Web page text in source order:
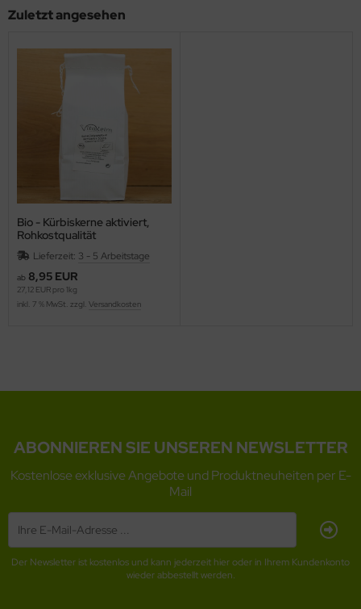
Zuletzt angesehen
Bio - Kürbiskerne aktiviert,
Rohkostqualität
Lieferzeit: 3 - 5 Arbeitstage
ab 8,95 EUR
27,12 EUR pro 1kg
inkl. 7 % MwSt. zzgl. Versandkosten
ABONNIEREN SIE UNSEREN NEWSLETTER
Kostenlose exklusive Angebote und Produktneuheiten per E-
Mail
Der Newsletter ist kostenlos und kann jederzeit hier oder in Ihrem Kundenkonto
wieder abbestellt werden.